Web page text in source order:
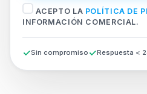
ACEPTO LA POLÍTICA DE
INFORMACIÓN COMERCIAL.
Sin compromiso Respuesta <